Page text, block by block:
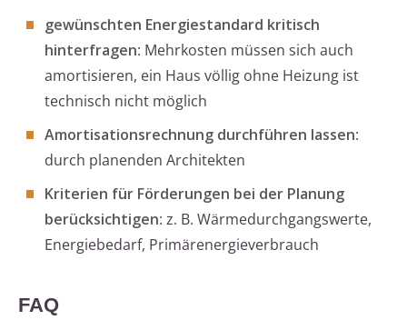
gewünschten Energiestandard kritisch
hinterfragen: Mehrkosten müssen sich auch
amortisieren, ein Haus völlig ohne Heizung ist
technisch nicht möglich
Amortisationsrechnung durchführen lassen:
durch planenden Architekten
Kriterien für Förderungen bei der Planung
berücksichtigen: z. B. Wärmedurchgangswerte,
Energiebedarf, Primärenergieverbrauch
FAQ